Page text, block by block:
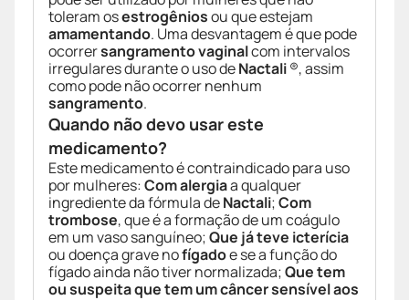
toleram osestrogêniosou que estejam
amamentando. Uma desvantagem é que pode
ocorrersangramento vaginalcom intervalos
irregulares durante o uso deNactali®, assim
como pode não ocorrer nenhum
sangramento.
Quando não devo usar este
medicamento?
Este medicamento é contraindicado para uso
por mulheres:Com alergiaa qualquer
ingrediente da fórmula deNactali;Com
trombose, que é a formação de um coágulo
em um vaso sanguíneo;Que já teve icterícia
ou doença grave nofígadoe se a função do
fígado ainda não tiver normalizada;Que tem
ou suspeita que tem um câncer sensível aos